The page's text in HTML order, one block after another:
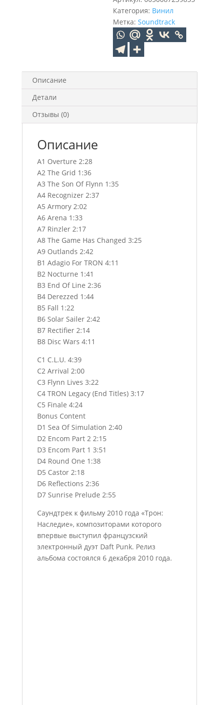
Категория: Винил
Метка:Soundtrack
Описание
Детали
Отзывы (0)
Описание
A1 Overture 2:28
A2 The Grid 1:36
A3 The Son Of Flynn 1:35
A4 Recognizer 2:37
A5 Armory 2:02
A6 Arena 1:33
A7 Rinzler 2:17
A8 The Game Has Changed 3:25
A9 Outlands 2:42
B1 Adagio For TRON 4:11
B2 Nocturne 1:41
B3 End Of Line 2:36
B4 Derezzed 1:44
B5 Fall 1:22
B6 Solar Sailer 2:42
B7 Rectifier 2:14
B8 Disc Wars 4:11
C1 C.L.U. 4:39
C2 Arrival 2:00
C3 Flynn Lives 3:22
C4 TRON Legacy (End Titles) 3:17
C5 Finale 4:24
Bonus Content
D1 Sea Of Simulation 2:40
D2 Encom Part 2 2:15
D3 Encom Part 1 3:51
D4 Round One 1:38
D5 Castor 2:18
D6 Reflections 2:36
D7 Sunrise Prelude 2:55
Саундтрек к фильму 2010 года «Трон:
Наследие», композиторами которого
впервые выступил французский
электронный дуэт Daft Punk. Релиз
альбома состоялся 6 декабря 2010 года.